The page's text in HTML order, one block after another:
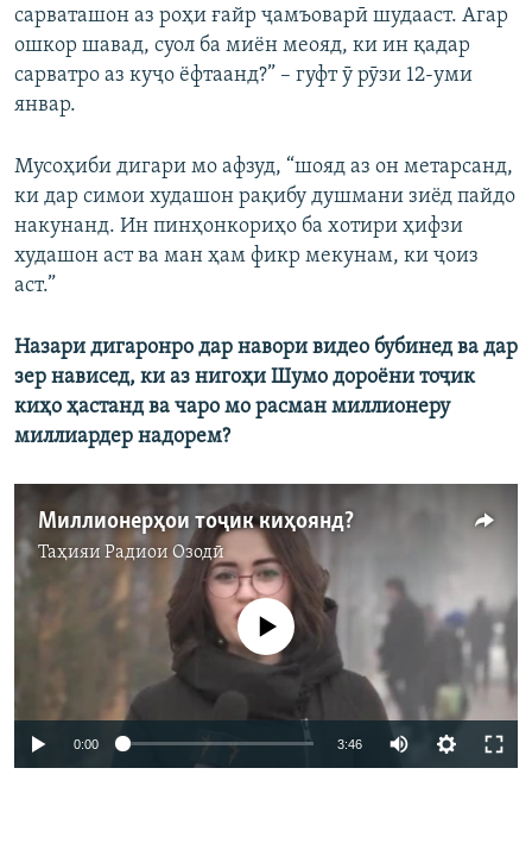
сарваташон аз роҳи ғайр ҷамъоварӣ шудааст. Агар
ошкор шавад, суол ба миён меояд, ки ин қадар
сарватро аз куҷо ёфтаанд?” – гуфт ӯ рӯзи 12-уми
январ.
Мусоҳиби дигари мо афзуд, “шояд аз он метарсанд,
ки дар симои худашон рақибу душмани зиёд пайдо
накунанд. Ин пинҳонкориҳо ба хотири ҳифзи
худашон аст ва ман ҳам фикр мекунам, ки ҷоиз
аст.”
Назари дигаронро дар навори видео бубинед ва дар
зер нависед, ки аз нигоҳи Шумо дороёни тоҷик
киҳо ҳастанд ва чаро мо расман миллионеру
миллиардер надорем?
Миллионерҳои тоҷик киҳоянд?
Таҳияи Радиои Озодӣ
Феълан кор намекунад
0:00 3:46